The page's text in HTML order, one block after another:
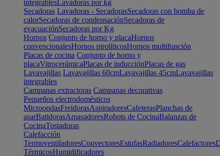
integrablesLavadoras por kg
Secadoras Lavadoras - SecadorasSecadoras con bomba de
calorSecadoras de condensaciónSecadoras de
evacuaciónSecadoras por Kg
Hornos Conjunto de horno y placaHornos
convencionalesHornos pirolíticosHornos multifunción
Placas de cocina Conjunto de horno y
placaVitrocerámicaPlacas de inducciónPlacas de gas
Lavavajillas Lavavajillas 60cmLavavajillas 45cmLavavajillas
integrables
Campanas extractoras Campanas decorativas
Pequeños electrodomésticos
MicroondasFreidorasAspiradoresCafeterasPlanchas de
asarBatidorasAmasadoresRobots de CocinaBalanzas de
CocinaTostadoras
Calefacción
TermoventiladoresConvectoresEstufasRadiadoresCalefactores
TérmicosHumidificadores